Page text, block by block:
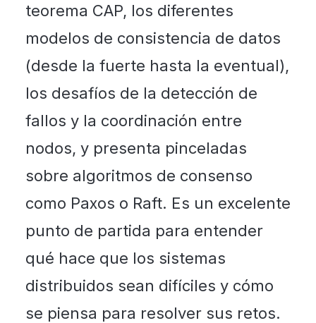
teorema CAP, los diferentes
modelos de consistencia de datos
(desde la fuerte hasta la eventual),
los desafíos de la detección de
fallos y la coordinación entre
nodos, y presenta pinceladas
sobre algoritmos de consenso
como Paxos o Raft. Es un excelente
punto de partida para entender
qué hace que los sistemas
distribuidos sean difíciles y cómo
se piensa para resolver sus retos.